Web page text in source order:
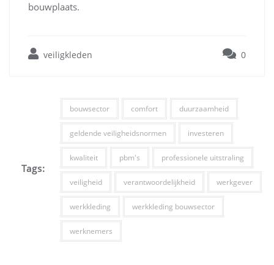
bouwplaats.
veiligkleden 0
Tags:
bouwsector comfort duurzaamheid
geldende veiligheidsnormen investeren
kwaliteit pbm's professionele uitstraling
veiligheid verantwoordelijkheid werkgever
werkkleding werkkleding bouwsector
werknemers